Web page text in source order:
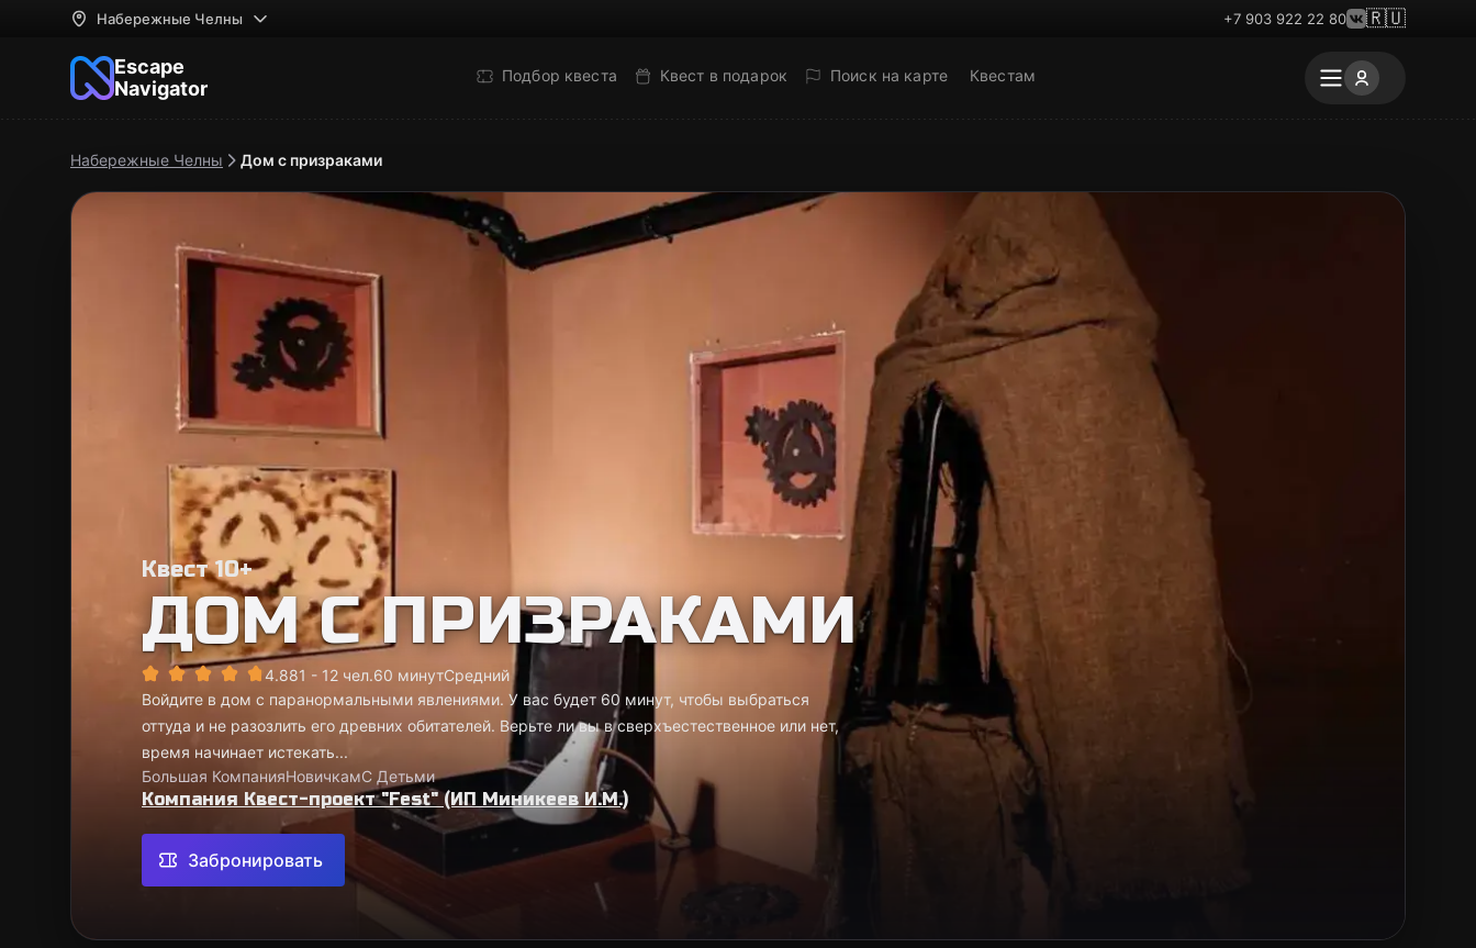
Набережные Челны +7 903 922 22 80 🇷🇺
Escape
Navigator
Подбор квеста Квест в подарок Поиск на карте Квестам
Набережные Челны Дом с призраками
Квест 10+
ДОМ С ПРИЗРАКАМИ
4.881 - 12 чел.60 минутСредний
Войдите в дом с паранормальными явлениями. У вас будет 60 минут, чтобы выбраться
оттуда и не разозлить его древних обитателей. Верьте ли вы в сверхъестественное или нет,
время начинает истекать...
Большая КомпанияНовичкамС Детьми
Компания Квест-проект "Fest" (ИП Миникеев И.М.)
Забронировать